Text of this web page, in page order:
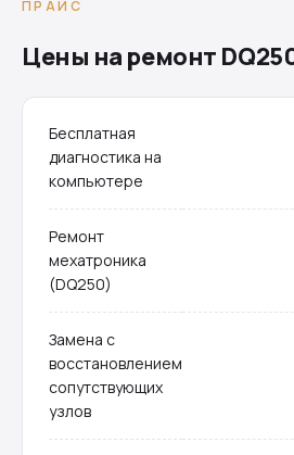
ПРАЙС
Цены на ремонт
Бесплатная
диагностика на
компьютере
Ремонт
мехатроника
(DQ250)
Замена с
восстановлением
сопутствующих
узлов